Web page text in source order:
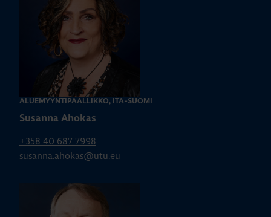
ALUEMYYNTIPÄÄLLIKKÖ, ITÄ-SUOMI
Susanna Ahokas
+358 40 687 7998
susanna.ahokas@utu.eu